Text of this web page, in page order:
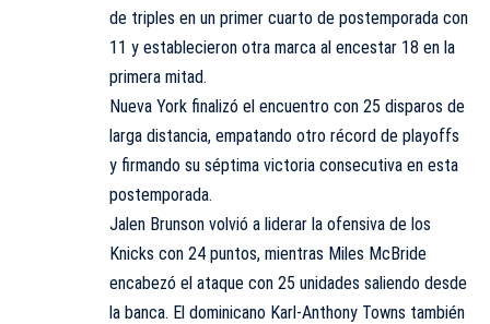
de triples en un primer cuarto de postemporada con
11 y establecieron otra marca al encestar 18 en la
primera mitad.
Nueva York finalizó el encuentro con 25 disparos de
larga distancia, empatando otro récord de playoffs
y firmando su séptima victoria consecutiva en esta
postemporada.
Jalen Brunson volvió a liderar la ofensiva de los
Knicks con 24 puntos, mientras Miles McBride
encabezó el ataque con 25 unidades saliendo desde
la banca. El dominicano Karl-Anthony Towns también